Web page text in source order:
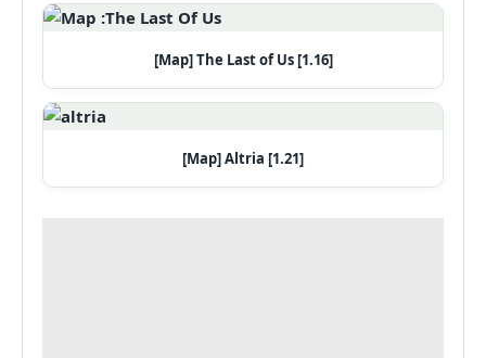
[Map] The Last of Us [1.16]
[Map] Altria [1.21]